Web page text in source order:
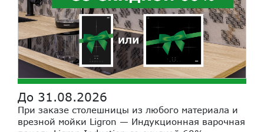
До 31.08.2026
При заказе столешницы из любого материала и
врезной мойки Ligron — Индукционная варочная